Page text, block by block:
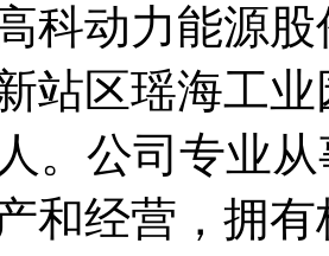
科动力能源
站区瑶海工
。公司专业
和经营，拥